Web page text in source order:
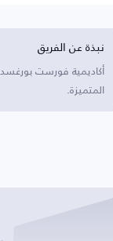
نبذة عن الفريق
أكاديمية فورست
المتميزة.